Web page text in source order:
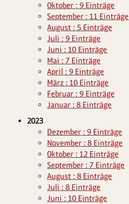
Oktober : 9 Einträge
September : 11 Einträge
August : 5 Einträge
Juli : 9 Einträge
Juni : 10 Einträge
Mai : 7 Einträge
April : 9 Einträge
März : 10 Einträge
Februar : 9 Einträge
Januar : 8 Einträge
2023
Dezember : 9 Einträge
November : 8 Einträge
Oktober : 12 Einträge
September : 7 Einträge
August : 8 Einträge
Juli : 8 Einträge
Juni : 10 Einträge